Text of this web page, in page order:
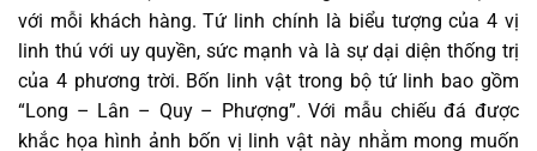
với mỗi khách hàng. Tứ linh chính là biểu tượng của 4 vị
linh thú với uy quyền, sức mạnh và là sự dại diện thống trị
của 4 phương trời. Bốn linh vật trong bộ tứ linh bao gồm
“Long – Lân – Quy – Phượng”. Với mẫu chiếu đá được
khắc họa hình ảnh bốn vị linh vật này nhằm mong muốn